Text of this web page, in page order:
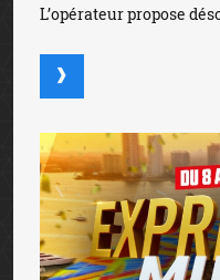
L’opérateur propose